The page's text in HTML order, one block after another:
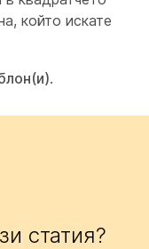
който искате
.
статия?